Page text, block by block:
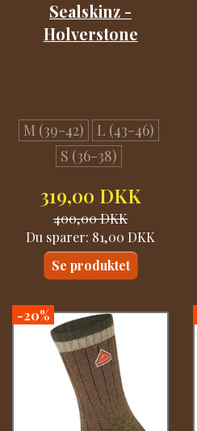
Sealskinz -
Holverstone
M (39-42)
L (43-46)
S (36-38)
319,00 DKK
400,00 DKK
Du sparer: 81,00 DKK
Se produktet
-20%